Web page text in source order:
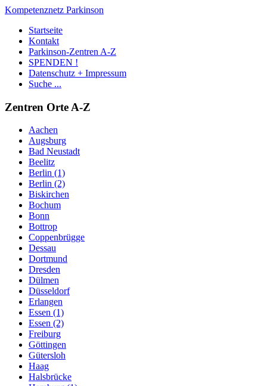
Kompetenznetz Parkinson
Startseite
Kontakt
Parkinson-Zentren A-Z
SPENDEN !
Datenschutz + Impressum
Suche ...
Zentren Orte A-Z
Aachen
Augsburg
Bad Neustadt
Beelitz
Berlin (1)
Berlin (2)
Biskirchen
Bochum
Bonn
Bottrop
Coppenbrügge
Dessau
Dortmund
Dresden
Dülmen
Düsseldorf
Erlangen
Essen (1)
Essen (2)
Freiburg
Göttingen
Gütersloh
Haag
Halsbrücke